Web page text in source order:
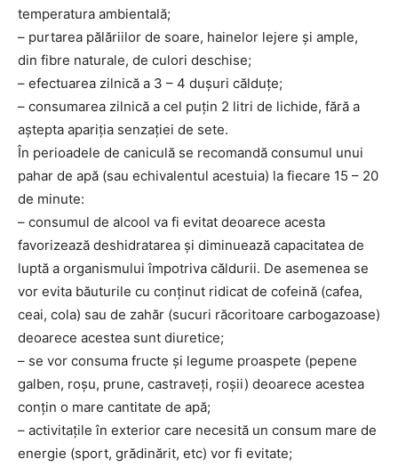
temperatura ambientală;
– purtarea pălăriilor de soare, hainelor lejere şi ample,
din fibre naturale, de culori deschise;
– efectuarea zilnică a 3 – 4 duşuri călduţe;
– consumarea zilnică a cel puţin 2 litri de lichide, fără a
aştepta apariţia senzaţiei de sete.
În perioadele de caniculă se recomandă consumul unui
pahar de apă (sau echivalentul acestuia) la fiecare 15 – 20
de minute:
– consumul de alcool va fi evitat deoarece acesta
favorizează deshidratarea şi diminuează capacitatea de
luptă a organismului împotriva căldurii. De asemenea se
vor evita băuturile cu conţinut ridicat de cofeină (cafea,
ceai, cola) sau de zahăr (sucuri răcoritoare carbogazoase)
deoarece acestea sunt diuretice;
– se vor consuma fructe şi legume proaspete (pepene
galben, roşu, prune, castraveţi, roşii) deoarece acestea
conţin o mare cantitate de apă;
– activitaţile în exterior care necesită un consum mare de
energie (sport, grădinărit, etc) vor fi evitate;